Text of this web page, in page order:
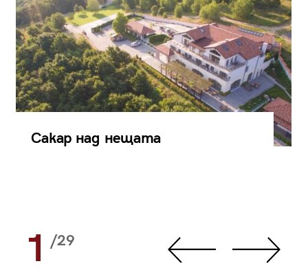
Сакар над нещата
1 /29